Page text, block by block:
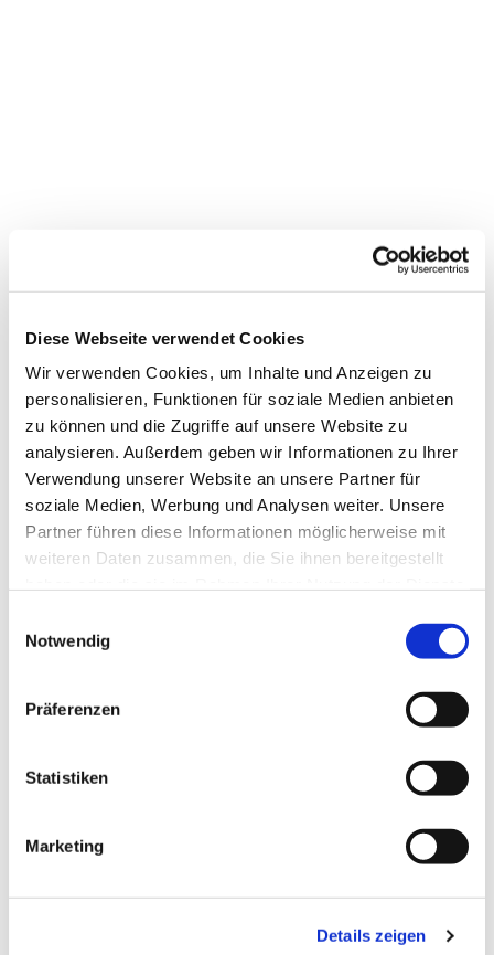
Diese Webseite verwendet Cookies
Wir verwenden Cookies, um Inhalte und Anzeigen zu
personalisieren, Funktionen für soziale Medien anbieten
zu können und die Zugriffe auf unsere Website zu
analysieren. Außerdem geben wir Informationen zu Ihrer
Verwendung unserer Website an unsere Partner für
soziale Medien, Werbung und Analysen weiter. Unsere
Partner führen diese Informationen möglicherweise mit
weiteren Daten zusammen, die Sie ihnen bereitgestellt
Notwendig
Präferenzen
Statistiken
Marketing
Details zeigen
Dies könnte Sie auch
interessieren